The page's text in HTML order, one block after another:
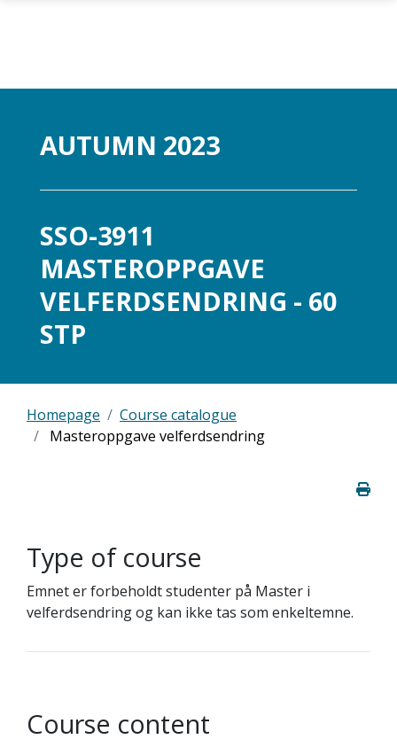
AUTUMN 2023
SSO-3911
MASTEROPPGAVE
VELFERDSENDRING - 60
STP
Homepage
Course catalogue
Masteroppgave velferdsendring
Type of course
Emnet er forbeholdt studenter på Master i
velferdsendring og kan ikke tas som enkeltemne.
Course content